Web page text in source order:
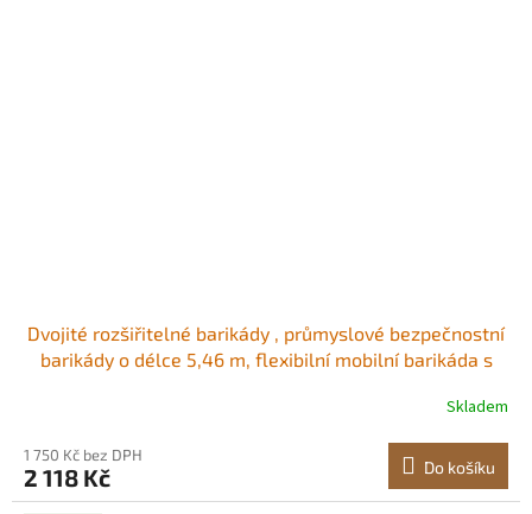
Dvojité rozšiřitelné barikády , průmyslové bezpečnostní
barikády o délce 5,46 m, flexibilní mobilní barikáda s
bezpečnostní brána, kovový dopravní plot pro
příjezdovou cestu, skladový výtah Odolný
Skladem
1 750 Kč bez DPH
2 118 Kč Do košíku